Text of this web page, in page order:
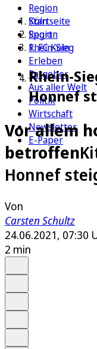
Region
Köln
Sport
1. FC Köln
Erleben
Ratgeber
Aus aller Welt
Politik
Wirtschaft
Newsletter
E-Paper
Startseite
Region
Rhein-Sieg
Rhein-
Honnef
Vor allem
betroffen
Honnef
Von
Carsten Schultz
24.06.2021, 07:30
2 min